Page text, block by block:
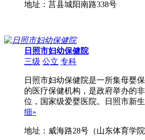
地址：莒县城阳南路338号
日照市妇幼保健院
三级 公立 专科
日照市妇幼保健院是一所集母婴
的医疗保健机构，是政府举办的
位，国家级爱婴医院。日照市新
细»
地址：威海路28号（山东体育学院